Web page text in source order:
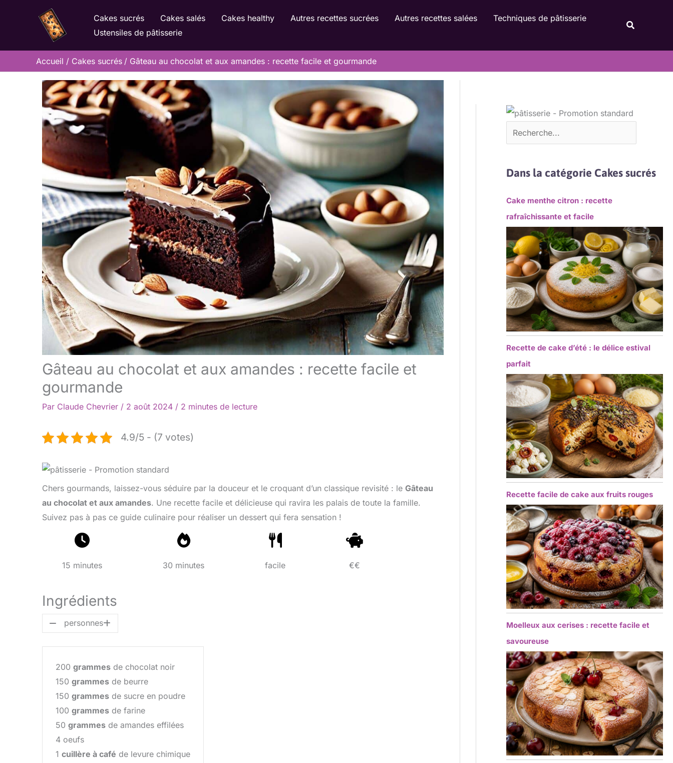
Cakes sucrés Cakes salés Cakes healthy Autres recettes sucrées Autres recettes salées
Techniques de pâtisserie
Ustensiles de pâtisserie
Accueil Cakes sucrés Gâteau au chocolat et aux amandes : recette facile et gourmande
Gâteau au chocolat et aux amandes : recette facile et
gourmande
Par Claude Chevrier / 2 août 2024 / 2 minutes de lecture
4.9/5 - (7 votes)
Chers gourmands, laissez-vous séduire par la douceur et le croquant d’un classique revisité : le Gâteau
au chocolat et aux amandes. Une recette facile et délicieuse qui ravira les palais de toute la famille.
Suivez pas à pas ce guide culinaire pour réaliser un dessert qui fera sensation !
15 minutes 30 minutes facile €€
Ingrédients
personnes
200 grammes de chocolat noir
150 grammes de beurre
150 grammes de sucre en poudre
100 grammes de farine
50 grammes de amandes effilées
4 oeufs
1 cuillère à café de levure chimique
Dans la catégorie Cakes sucrés
Cake menthe citron : recette
rafraîchissante et facile
Recette de cake d’été : le délice estival
parfait
Recette facile de cake aux fruits rouges
Moelleux aux cerises : recette facile et
savoureuse